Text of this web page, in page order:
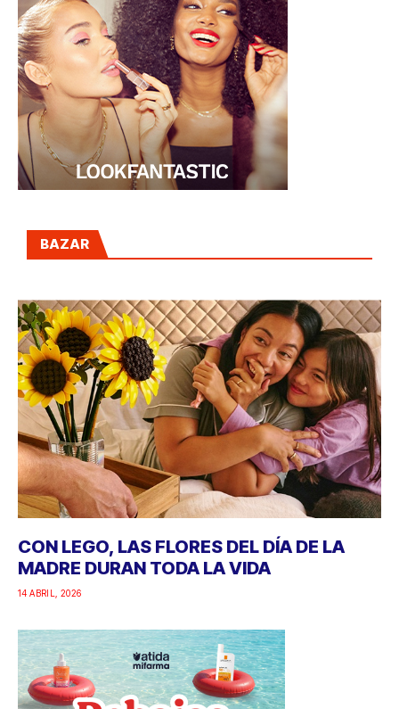
BAZAR
CON LEGO, LAS FLORES DEL DÍA DE LA
MADRE DURAN TODA LA VIDA
14 ABRIL, 2026